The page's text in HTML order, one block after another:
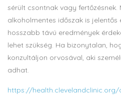
sérült csontnak vagy fertőzésnek.
alkoholmentes időszak is
hosszabb távú eredmények
lehet szükség. Ha bizonytalan,
konzultáljon orvosával, aki
adhat.
https://